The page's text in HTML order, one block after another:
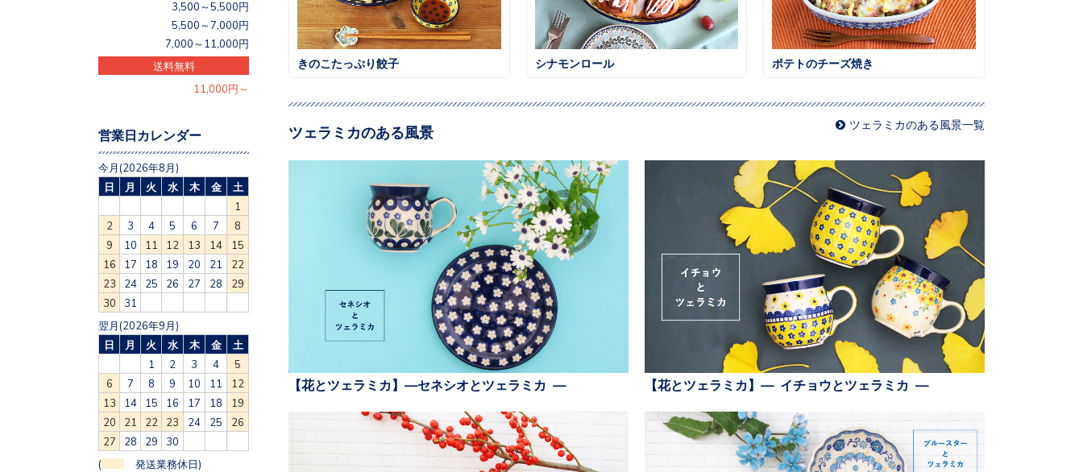
きのこたっぷり餃子 シナモンロール ポテトのチーズ焼き
ツェラミカのある風景 ツェラミカのある風景一覧
【花とツェラミカ】—セネシオとツェラミカ — 【花とツェラミカ】— イチョウとツェラミカ —
3,500～5,500円
5,500～7,000円
7,000～11,000円
送料無料
11,000円～
営業日カレンダー
今月(2026年8月)
日
月 火 水 木 金
土
1
2
3 4 5 6 7
8
9
10 11 12 13 14
15
16
17 18 19 20 21
22
23
24 25 26 27 28
29
30
31
翌月(2026年9月)
日
月 火 水 木 金
土
1
2 3 4
5
6
7 8 9 10 11
12
13
14 15 16 17 18
19
20
21 22 23 24 25
26
27
28 29 30
( 発送業務休日)